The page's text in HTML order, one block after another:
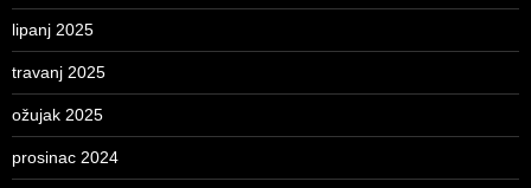
lipanj 2025
travanj 2025
ožujak 2025
prosinac 2024